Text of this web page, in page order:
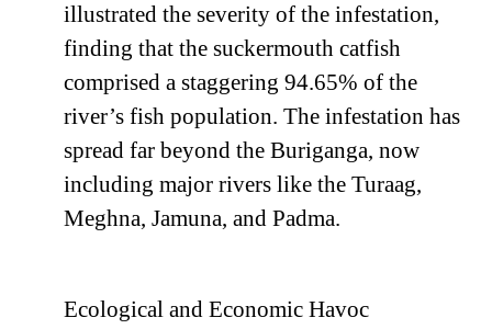
illustrated the severity of the infestation,
finding that the suckermouth catfish
comprised a staggering 94.65% of the
river’s fish population. The infestation has
spread far beyond the Buriganga, now
including major rivers like the Turaag,
Meghna, Jamuna, and Padma.
Ecological and Economic Havoc